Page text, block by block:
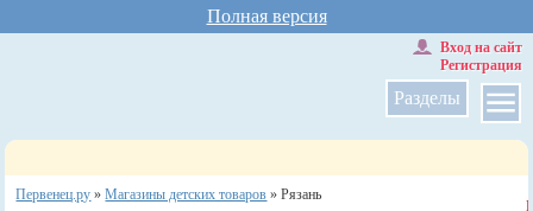
Полная версия
Разделы
Вход на сайт
Регистрация
Первенец.ру »Магазины детских товаров »Рязань